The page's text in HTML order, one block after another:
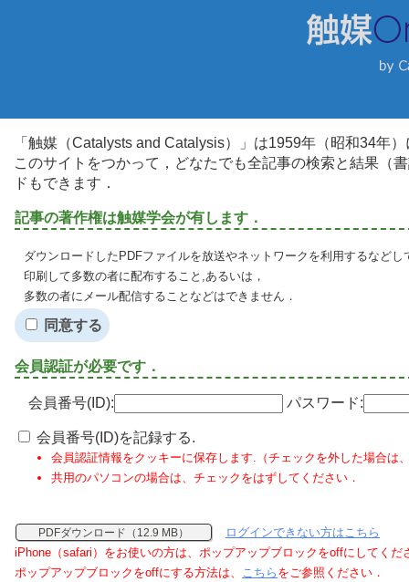
「触媒（Catalysts and Catalysis）」は1959年（昭和34年
このサイトをつかって，どなたでも全記事の検索と結果（
ドもできます．
記事の著作権は触媒学会が有します．
ダウンロードしたPDFファイルを放送やネットワークを利用するなど
印刷して多数の者に配布すること,あるいは，
多数の者にメール配信することなどはできません．
同意する
会員認証が必要です．
会員番号(ID): パスワード:
会員番号(ID)を記録する.
会員認証情報をクッキーに保存します.（チェックを外した場合は
共用のパソコンの場合は、チェックをはずしてください．
PDFダウンロード（12.9 MB）
ログインできない方はこちら
iPhone（safari）をお使いの方は、ポップアップブロックをoffにしてくだ
ポップアップブロックをoffにする方法は、 こちら をご参照ください．